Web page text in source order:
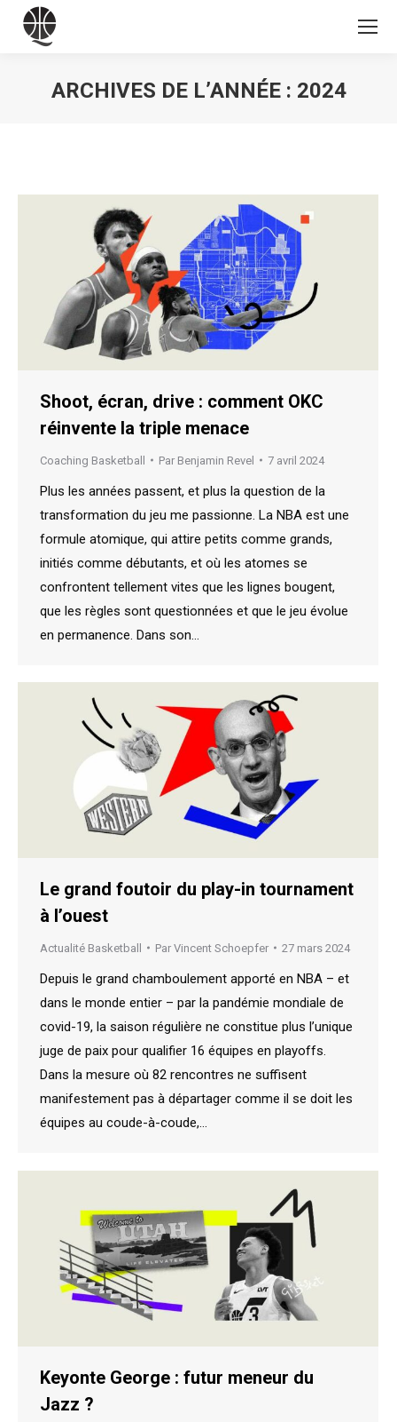
ARCHIVES DE L’ANNÉE : 2024
Shoot, écran, drive : comment OKC
réinvente la triple menace
Coaching Basketball Par Benjamin Revel 7 avril 2024
Plus les années passent, et plus la question de la
transformation du jeu me passionne. La NBA est une
formule atomique, qui attire petits comme grands,
initiés comme débutants, et où les atomes se
confrontent tellement vites que les lignes bougent,
que les règles sont questionnées et que le jeu évolue
en permanence. Dans son…
Le grand foutoir du play-in tournament
à l’ouest
Actualité Basketball Par Vincent Schoepfer 27 mars 2024
Depuis le grand chamboulement apporté en NBA – et
dans le monde entier – par la pandémie mondiale de
covid-19, la saison régulière ne constitue plus l’unique
juge de paix pour qualifier 16 équipes en playoffs.
Dans la mesure où 82 rencontres ne suffisent
manifestement pas à départager comme il se doit les
équipes au coude-à-coude,…
Keyonte George : futur meneur du
Jazz ?